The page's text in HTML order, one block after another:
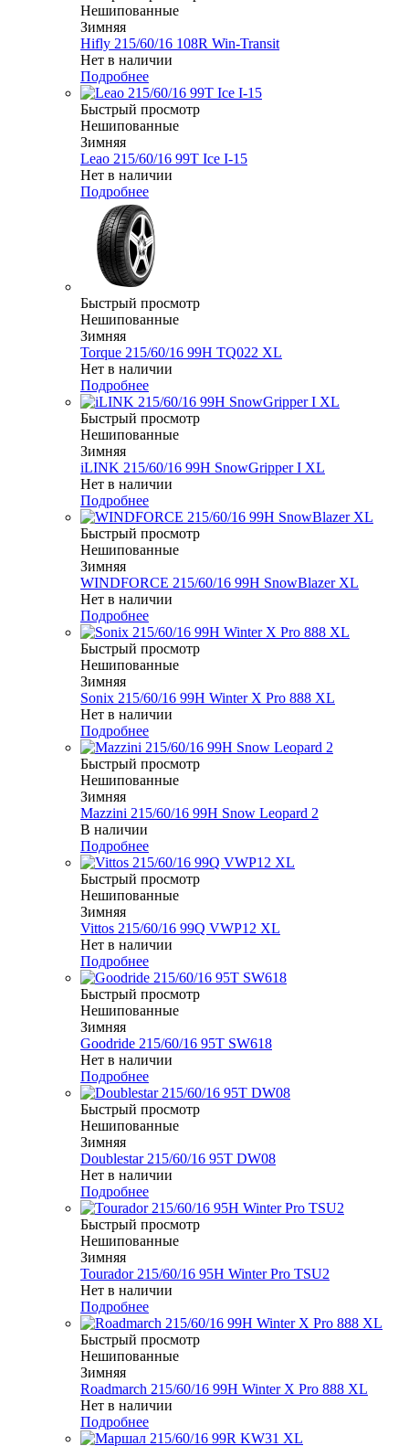
Нешипованные
Зимняя
Hifly 215/60/16 108R Win-Transit
Нет в наличии
Подробнее
Быстрый просмотр
Нешипованные
Зимняя
Leao 215/60/16 99T Ice I-15
Нет в наличии
Подробнее
Быстрый просмотр
Нешипованные
Зимняя
Torque 215/60/16 99H TQ022 XL
Нет в наличии
Подробнее
Быстрый просмотр
Нешипованные
Зимняя
iLINK 215/60/16 99H SnowGripper I XL
Нет в наличии
Подробнее
Быстрый просмотр
Нешипованные
Зимняя
WINDFORCE 215/60/16 99H SnowBlazer XL
Нет в наличии
Подробнее
Быстрый просмотр
Нешипованные
Зимняя
Sonix 215/60/16 99H Winter X Pro 888 XL
Нет в наличии
Подробнее
Быстрый просмотр
Нешипованные
Зимняя
Mazzini 215/60/16 99H Snow Leopard 2
В наличии
Подробнее
Быстрый просмотр
Нешипованные
Зимняя
Vittos 215/60/16 99Q VWP12 XL
Нет в наличии
Подробнее
Быстрый просмотр
Нешипованные
Зимняя
Goodride 215/60/16 95T SW618
Нет в наличии
Подробнее
Быстрый просмотр
Нешипованные
Зимняя
Doublestar 215/60/16 95T DW08
Нет в наличии
Подробнее
Быстрый просмотр
Нешипованные
Зимняя
Tourador 215/60/16 95H Winter Pro TSU2
Нет в наличии
Подробнее
Быстрый просмотр
Нешипованные
Зимняя
Roadmarch 215/60/16 99H Winter X Pro 888 XL
Нет в наличии
Подробнее